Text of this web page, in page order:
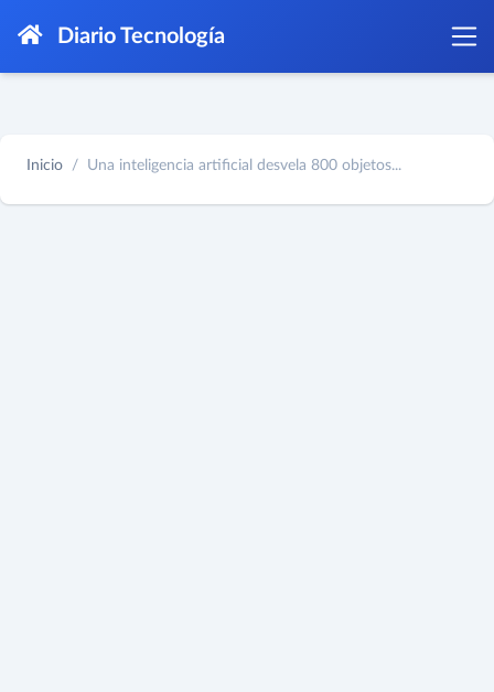
Diario Tecnología
Inicio Una inteligencia artificial desvela 800 objetos...